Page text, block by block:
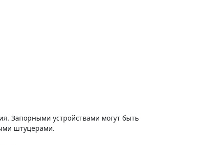
Запорными устройствами могут быть
штуцерами.